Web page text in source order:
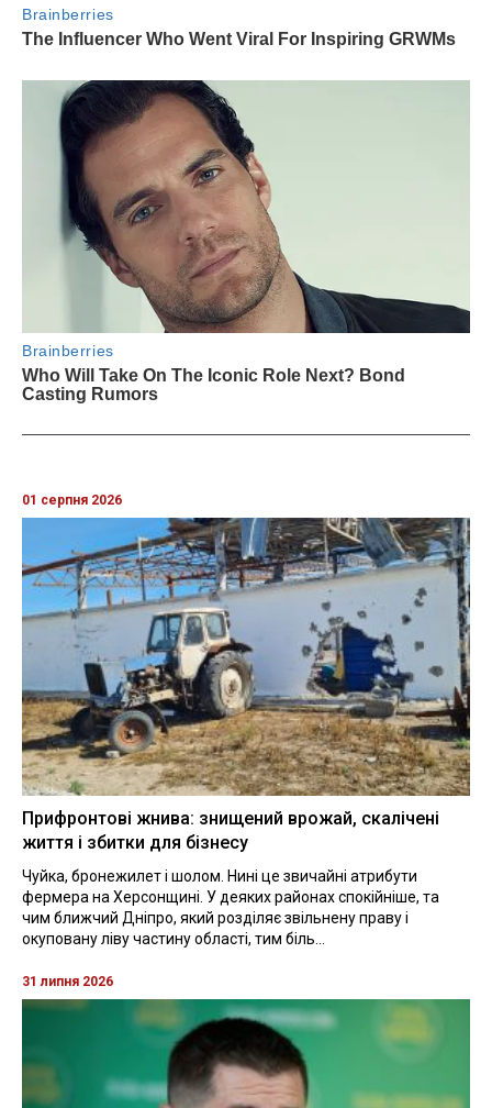
01 серпня 2026
Прифронтові жнива: знищений врожай, скалічені
життя і збитки для бізнесу
Чуйка, бронежилет і шолом. Нині це звичайні атрибути
фермера на Херсонщині. У деяких районах спокійніше, та
чим ближчий Дніпро, який розділяє звільнену праву і
окуповану ліву частину області, тим біль...
31 липня 2026